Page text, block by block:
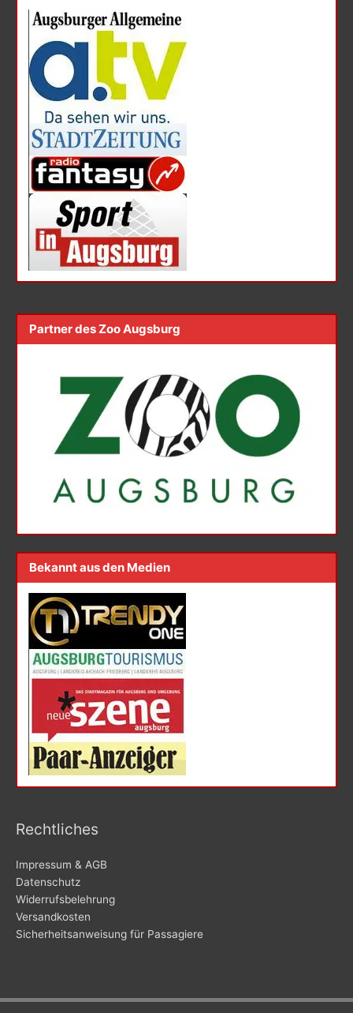
Partner des Zoo Augsburg
Bekannt aus den Medien
Rechtliches
Impressum & AGB
Datenschutz
Widerrufsbelehrung
Versandkosten
Sicherheitsanweisung für Passagiere